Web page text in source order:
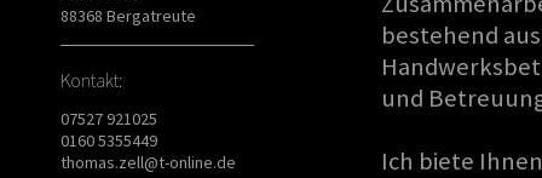
88368 Bergatreute
Kontakt:
07527 921025
0160 5355449
thomas.zell@t-online.de
bestehend
und
Ich biete